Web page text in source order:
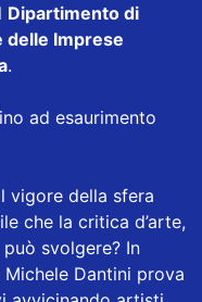
Dipartimento di
delle Imprese
.
ad esaurimento
vigore della sfera
che la critica d’arte,
svolgere? In
Dantini prova